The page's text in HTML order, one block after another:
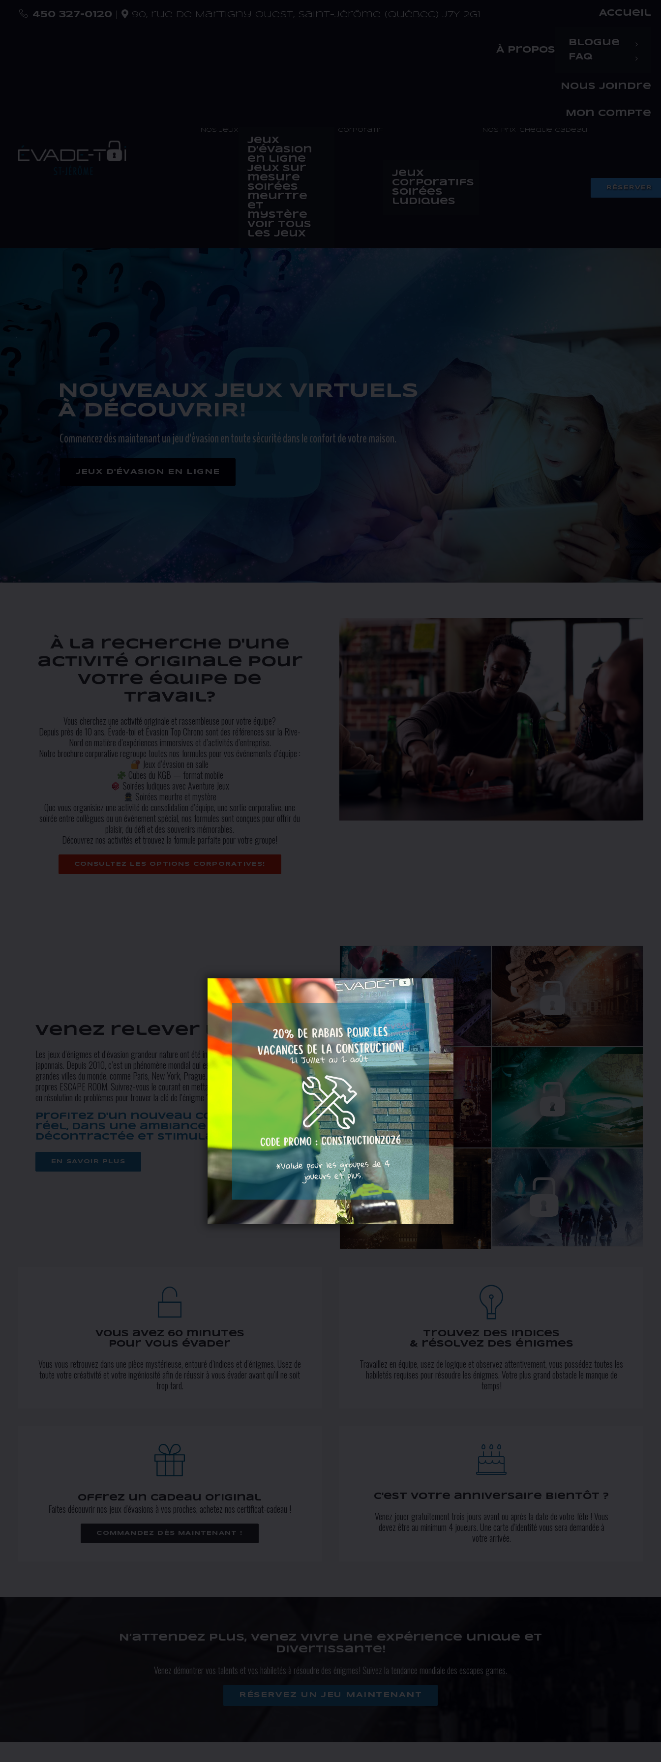
450 327-0120 | 90, rue De Martigny Ouest, Saint-Jérôme (Québec) J7Y 2G1 Accueil
À propos
Blogue
FAQ
Nous joindre
Mon compte
Nos jeux
Jeux
d’évasion
en ligne
Jeux sur
mesure
Soirées
meurtre
et
mystère
Voir tous
les jeux
Corporatif
Jeux
corporatifs
Soirées
ludiques
Nos prix Chèque cadeau
RÉSERVER
NOUVEAUX JEUX VIRTUELS
À DÉCOUVRIR!
JEUX D'ÉVASION EN LIGNE
Commencez dès maintenant un jeu d’évasion en toute sécurité dans le confort de votre maison.
À la recherche d'une
activité originale pour
votre équipe de
travail?
Vous cherchez une activité originale et rassembleuse pour votre équipe?
Depuis près de 10 ans, Évade-toi et Évasion Top Chrono sont des références sur la Rive-
Nord en matière d’expériences immersives et d’activités d’entreprise.
Notre brochure corporative regroupe toutes nos formules pour vos événements d’équipe :
Jeux d’évasion en salle
Cubes du KGB — format mobile
Soirées ludiques avec Aventure Jeux
Soirées meurtre et mystère
Que vous organisiez une activité de consolidation d’équipe, une sortie corporative, une
soirée entre collègues ou un événement spécial, nos formules sont conçues pour offrir du
plaisir, du défi et des souvenirs mémorables.
Découvrez nos activités et trouvez la formule parfaite pour votre groupe!
CONSULTEZ LES OPTIONS CORPORATIVES!
Venez relever le défi!
Les jeux d’énigmes et d’évasion grandeur nature ont été inspirés des jeux électroniques
japonnais. Depuis 2010, c’est un phénomène mondial qui est en émergence. Toutes les
grandes villes du monde, comme Paris, New York, Prague… possèdent maintenant leurs
propres ESCAPE ROOM. Suivrez-vous le courant en mettant à contribution vos habiletés
en résolution de problèmes pour trouver la clé de l’énigme ?
Profitez d'un nouveau concept de jeu
réel, dans une ambiance
décontractée et stimulante!
EN SAVOIR PLUS
Vous avez 60 minutes
pour vous évader
Vous vous retrouvez dans une pièce mystérieuse, entouré d’indices et d’énigmes. Usez de
toute votre créativité et votre ingéniosité afin de réussir à vous évader avant qu’il ne soit
trop tard.
Trouvez des indices
& résolvez des énigmes
Travaillez en équipe, usez de logique et observez attentivement, vous possédez toutes les
habiletés requises pour résoudre les énigmes. Votre plus grand obstacle le manque de
temps!
Offrez un cadeau original
Faites découvrir nos jeux d'évasions à vos proches, achetez nos certificat-cadeau !
COMMANDEZ DÈS MAINTENANT !
C'est votre anniversaire bientôt ?
Venez jouer gratuitement trois jours avant ou après la date de votre fête ! Vous
devez être au minimum 4 joueurs. Une carte d’identité vous sera demandée à
votre arrivée.
N’attendez plus, venez vivre une expérience unique et
divertissante!
Venez démontrer vos talents et vos habiletés à résoudre des énigmes! Suivez la tendance mondiale des escapes games.
RÉSERVEZ UN JEU MAINTENANT